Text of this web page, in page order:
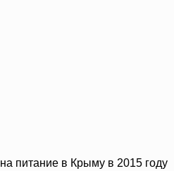
питание в Крыму в 2015 году